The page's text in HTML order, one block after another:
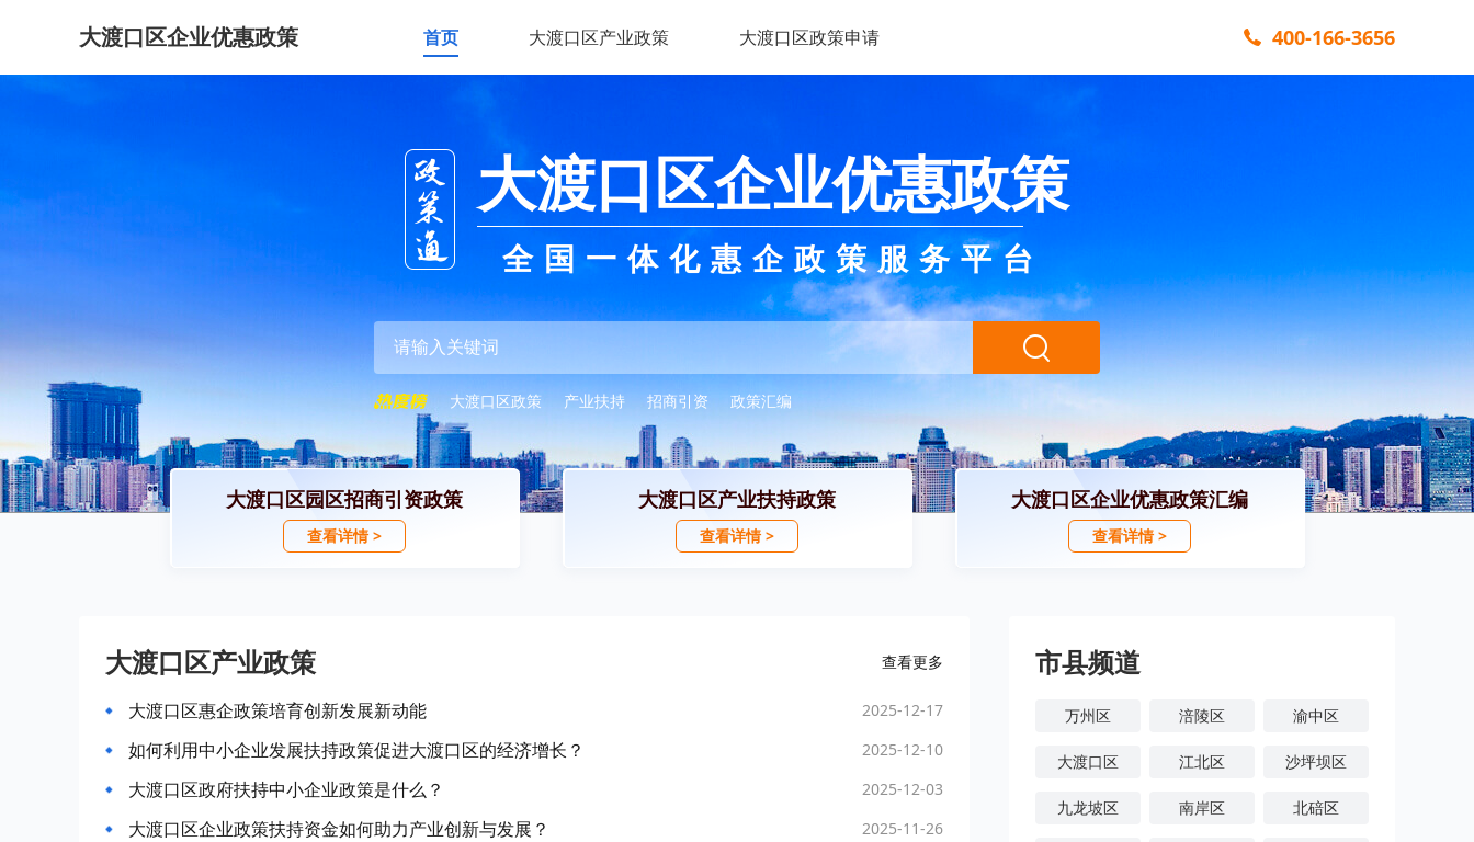
大渡口区企业优惠政策 首页 大渡口区产业政策 大渡口区政策申请 400-166-3656
大渡口区企业优惠政策
全国一体化惠企政策服务平台
大渡口区政策 产业扶持 招商引资 政策汇编
大渡口区园区招商引资政策
查看详情 >
大渡口区产业扶持政策
查看详情 >
大渡口区企业优惠政策汇编
查看详情 >
大渡口区产业政策 查看更多
大渡口区惠企政策培育创新发展新动能 2025-12-17
如何利用中小企业发展扶持政策促进大渡口区的经济增长？ 2025-12-10
大渡口区政府扶持中小企业政策是什么？ 2025-12-03
大渡口区企业政策扶持资金如何助力产业创新与发展？ 2025-11-26
市县频道
万州区 涪陵区 渝中区
大渡口区 江北区 沙坪坝区
九龙坡区 南岸区 北碚区